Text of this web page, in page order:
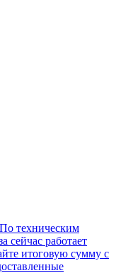
техническим
сейчас работает
итоговую сумму с